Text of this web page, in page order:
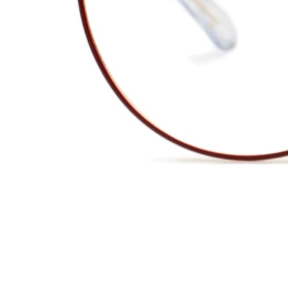
47 mm
Височина на стъклото